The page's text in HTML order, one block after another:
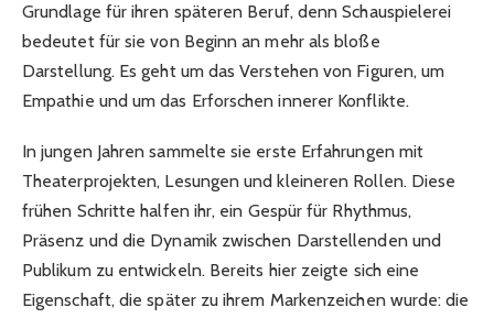
Grundlage für ihren späteren Beruf, denn Schauspielerei
bedeutet für sie von Beginn an mehr als bloße
Darstellung. Es geht um das Verstehen von Figuren, um
Empathie und um das Erforschen innerer Konflikte.
In jungen Jahren sammelte sie erste Erfahrungen mit
Theaterprojekten, Lesungen und kleineren Rollen. Diese
frühen Schritte halfen ihr, ein Gespür für Rhythmus,
Präsenz und die Dynamik zwischen Darstellenden und
Publikum zu entwickeln. Bereits hier zeigte sich eine
Eigenschaft, die später zu ihrem Markenzeichen wurde: die